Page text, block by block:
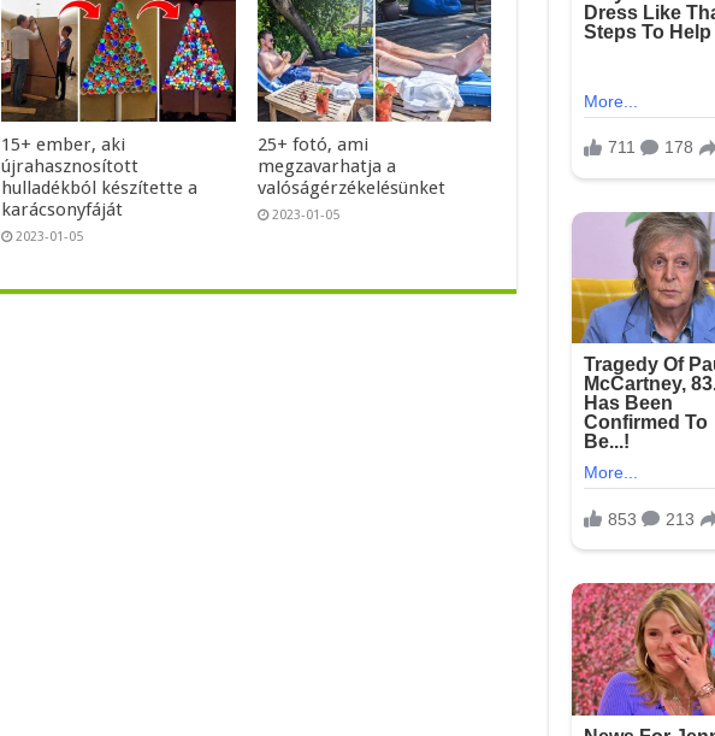
15+ ember, aki
újrahasznosított
hulladékból készítette a
karácsonyfáját
2023-01-05
25+ fotó, ami
megzavarhatja a
valóságérzékelésünket
2023-01-05